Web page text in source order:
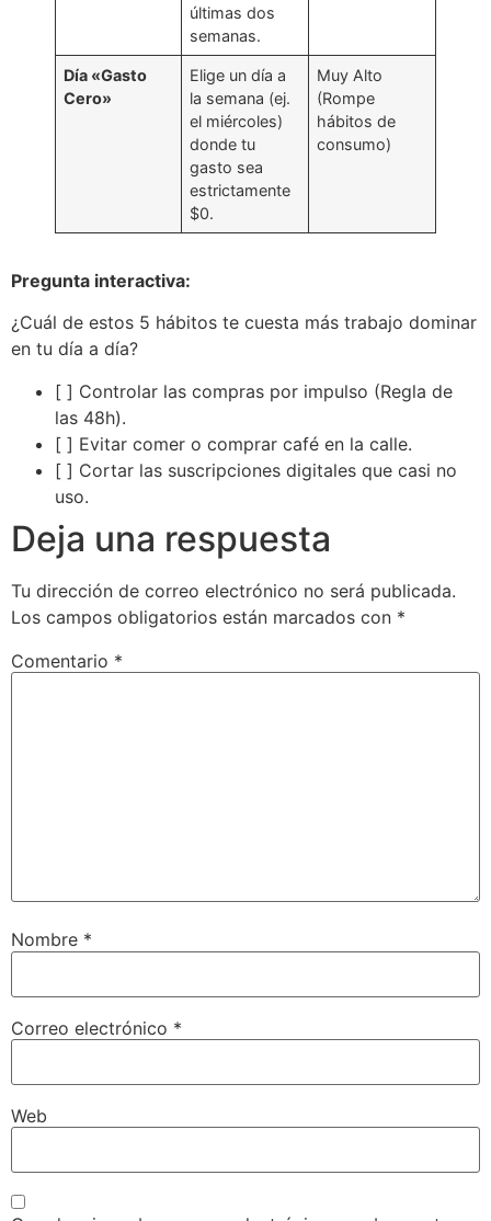
últimas dos
semanas.
Día «Gasto
Cero»
Elige un día a
la semana (ej.
el miércoles)
donde tu
gasto sea
estrictamente
$0.
Muy Alto
(Rompe
hábitos de
consumo)
Pregunta interactiva:
¿Cuál de estos 5 hábitos te cuesta más trabajo dominar
en tu día a día?
[ ] Controlar las compras por impulso (Regla de
las 48h).
[ ] Evitar comer o comprar café en la calle.
[ ] Cortar las suscripciones digitales que casi no
uso.
Deja una respuesta
Tu dirección de correo electrónico no será publicada.
Los campos obligatorios están marcados con *
Comentario *
Nombre *
Correo electrónico *
Web